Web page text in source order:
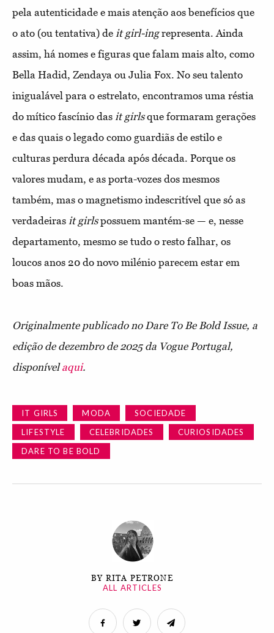
pela autenticidade e mais atenção aos benefícios que
o ato (ou tentativa) de it girl-ingrepresenta. Ainda
assim, há nomes e figuras que falam mais alto, como
Bella Hadid, Zendaya ou Julia Fox. No seu talento
inigualável para o estrelato, encontramos uma réstia
do mítico fascínio das it girlsque formaram gerações
e das quais o legado como guardiãs de estilo e
culturas perdura década após década. Porque os
valores mudam, e as porta-vozes dos mesmos
também, mas o magnetismo indescritível que só as
verdadeiras it girlspossuem mantém-se — e, nesse
departamento, mesmo se tudo o resto falhar, os
loucos anos 20 do novo milénio parecem estar em
boas mãos.
Originalmente publicado no Dare To Be Bold Issue, a
edição de dezembro de 2025 da Vogue Portugal,
disponívelaqui.
IT GIRLS MODA
SOCIEDADE
LIFESTYLE
CELEBRIDADES
CURIOSIDADES
DARE TO BE BOLD
BY RITA PETRONE
ALL ARTICLES